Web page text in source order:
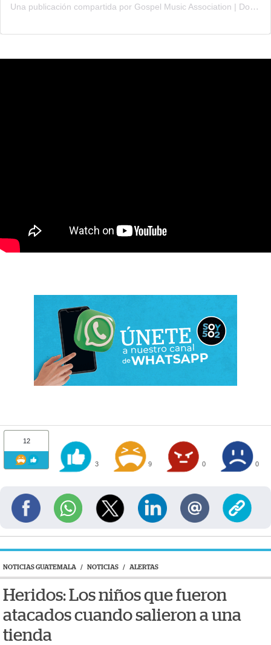
Una publicación compartida por Gospel Music Association | Dove Awards (@gmadoveawards)
12
3 9 0 0
NOTICIAS GUATEMALA / NOTICIAS / ALERTAS
Heridos: Los niños que fueron
atacados cuando salieron a una
tienda